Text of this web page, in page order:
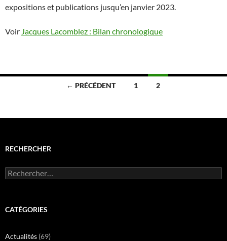
expositions et publications jusqu’en janvier 2023.
Voir Jacques Lacomblez : Bilan chronologique
articles
← PRÉCÉDENT 1 2
RECHERCHER
Rechercher :
CATÉGORIES
Actualités (69)